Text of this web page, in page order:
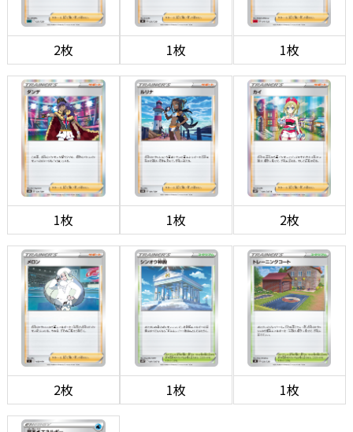
2枚 1枚 1枚
1枚 1枚 2枚
2枚 1枚 1枚